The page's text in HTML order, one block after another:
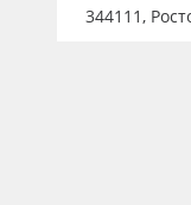
ПЭТ
344111,